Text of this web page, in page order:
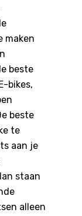
maken
beste
bikes,
beste
te
aan je
staan
alleen